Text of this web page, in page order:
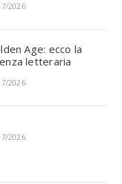
2026
Age: ecco la
letteraria
2026
2026